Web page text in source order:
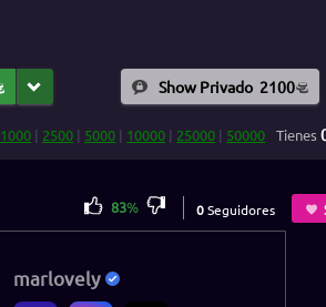
Show Privado 2100
1000 | 2500 | 5000 | 10000 | 25000 | 50000 Tienes
83% 0Seguidores
marlovely